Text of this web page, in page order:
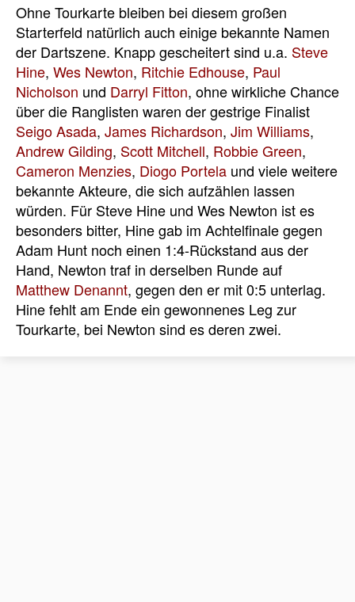
Ohne Tourkarte bleiben bei diesem großen
Starterfeld natürlich auch einige bekannte Namen
der Dartszene. Knapp gescheitert sind u.a. Steve
Hine, Wes Newton, Ritchie Edhouse, Paul
Nicholson und Darryl Fitton, ohne wirkliche Chance
über die Ranglisten waren der gestrige Finalist
Seigo Asada, James Richardson, Jim Williams,
Andrew Gilding, Scott Mitchell, Robbie Green,
Cameron Menzies, Diogo Portela und viele weitere
bekannte Akteure, die sich aufzählen lassen
würden. Für Steve Hine und Wes Newton ist es
besonders bitter, Hine gab im Achtelfinale gegen
Adam Hunt noch einen 1:4-Rückstand aus der
Hand, Newton traf in derselben Runde auf
Matthew Denannt, gegen den er mit 0:5 unterlag.
Hine fehlt am Ende ein gewonnenes Leg zur
Tourkarte, bei Newton sind es deren zwei.